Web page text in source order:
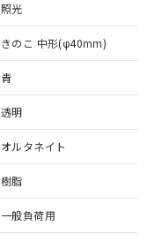
照光
きのこ 中形(φ40mm)
青
透明
オルタネイト
樹脂
一般負荷用